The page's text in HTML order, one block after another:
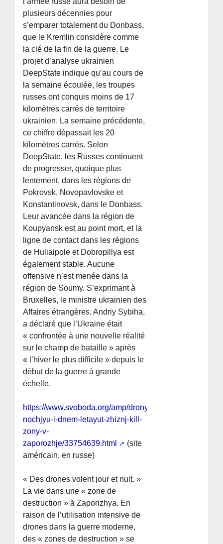
plusieurs décennies pour
s’emparer totalement du Donbass,
que le Kremlin considère comme
la clé de la fin de la guerre. Le
projet d’analyse ukrainien
DeepState indique qu’au cours de
la semaine écoulée, les troupes
russes ont conquis moins de 17
kilomètres carrés de territoire
ukrainien. La semaine précédente,
ce chiffre dépassait les 20
kilomètres carrés. Selon
DeepState, les Russes continuent
de progresser, quoique plus
lentement, dans les régions de
Pokrovsk, Novopavlovske et
Konstantinovsk, dans le Donbass.
Leur avancée dans la région de
Koupyansk est au point mort, et la
ligne de contact dans les régions
de Huliaipole et Dobropillya est
également stable. Aucune
offensive n’est menée dans la
région de Soumy. S’exprimant à
Bruxelles, le ministre ukrainien des
Affaires étrangères, Andriy Sybiha,
a déclaré que l’Ukraine était
« confrontée à une nouvelle réalité
sur le champ de bataille » après
« l’hiver le plus difficile » depuis le
début de la guerre à grande
échelle.
https://www.svoboda.org/amp/drony-
nochjyu-i-dnem-letayut-zhiznj-kill-
zony-v-
zaporozhje/33754639.html
(site
américain, en russe)
« Des drones volent jour et nuit. »
La vie dans une « zone de
destruction » à Zaporizhya. En
raison de l’utilisation intensive de
drones dans la guerre moderne,
des « zones de destruction » se